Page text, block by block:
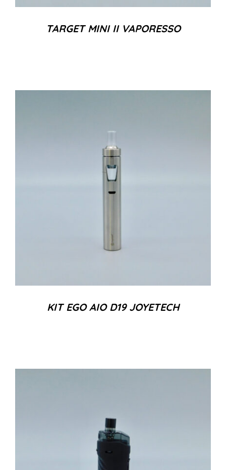
TARGET MINI II VAPORESSO
KIT EGO AIO D19 JOYETECH